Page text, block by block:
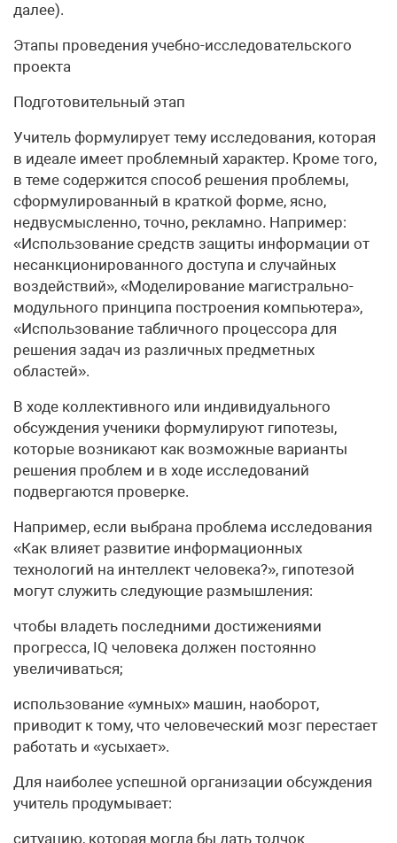
далее).
Этапы проведения учебно-исследовательского
проекта
Подготовительный этап
Учитель формулирует тему исследования, которая
в идеале имеет проблемный характер. Кроме того,
в теме содержится способ решения проблемы,
сформулированный в краткой форме, ясно,
недвусмысленно, точно, рекламно. Например:
«Использование средств защиты информации от
несанкционированного доступа и случайных
воздействий», «Моделирование магистрально-
модульного принципа построения компьютера»,
«Использование табличного процессора для
решения задач из различных предметных
областей».
В ходе коллективного или индивидуального
обсуждения ученики формулируют гипотезы,
которые возникают как возможные варианты
решения проблем и в ходе исследований
подвергаются проверке.
Например, если выбрана проблема исследования
«Как влияет развитие информационных
технологий на интеллект человека?», гипотезой
могут служить следующие размышления:
чтобы владеть последними достижениями
прогресса, IQ человека должен постоянно
увеличиваться;
использование «умных» машин, наоборот,
приводит к тому, что человеческий мозг перестает
работать и «усыхает».
Для наиболее успешной организации обсуждения
учитель продумывает:
ситуацию, которая могла бы дать толчок